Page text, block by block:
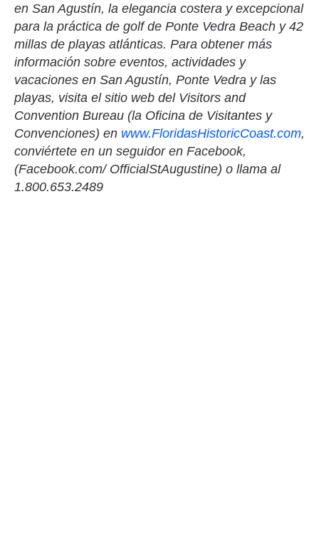
en San Agustín, la elegancia costera y excepcional
para la práctica de golf de Ponte Vedra Beach y 42
millas de playas atlánticas. Para obtener más
información sobre eventos, actividades y
vacaciones en San Agustín, Ponte Vedra y las
playas, visita el sitio web del Visitors and
Convention Bureau (la Oficina de Visitantes y
Convenciones) en www.FloridasHistoricCoast.com,
conviértete en un seguidor en Facebook,
(Facebook.com/ OfficialStAugustine) o llama al
1.800.653.2489